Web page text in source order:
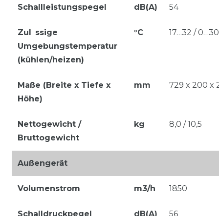
Schallleistungspegel dB(A) 54
Zul ssige
Umgebungstemperatur
(kühlen/heizen)
°C 17…32 / 0…30
Maße (Breite x Tiefe x
Höhe)
mm 729 x 200 x
Nettogewicht /
Bruttogewicht
kg 8,0 / 10,5
Außengerät
Volumenstrom m3/h 1850
Schalldruckpegel dB(A) 56